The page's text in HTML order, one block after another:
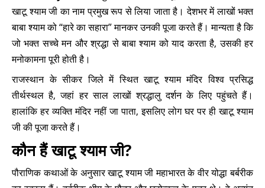
खाटू श्याम जी का नाम प्रमुख रूप से लिया जाता है। देशभर में लाखों भक्त
बाबा श्याम को “हारे का सहारा” मानकर उनकी पूजा करते हैं। मान्यता है कि
जो भक्त सच्चे मन और श्रद्धा से बाबा श्याम को याद करता है, उसकी हर
मनोकामना पूरी होती है।
राजस्थान के सीकर जिले में स्थित खाटू श्याम मंदिर विश्व प्रसिद्ध
तीर्थस्थल है, जहां हर साल लाखों श्रद्धालु दर्शन के लिए पहुंचते हैं।
हालांकि हर व्यक्ति मंदिर नहीं जा पाता, इसलिए लोग घर पर ही खाटू श्याम
जी की पूजा करते हैं।
कौन हैं खाटू श्याम जी?
पौराणिक कथाओं के अनुसार खाटू श्याम जी महाभारत के वीर योद्धा बर्बरीक